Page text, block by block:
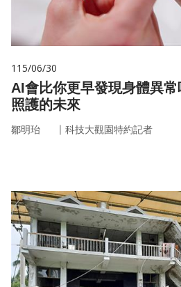
115/06/30
AI會比你更早發現身體異
照護的未來
鄒明珆 ｜ 科技大觀園特約記者